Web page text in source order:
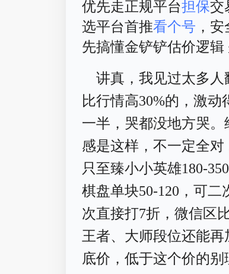
优先走正规平台担保交
选平台首推看个号 ，
先搞懂金铲铲估价逻
讲真，我见过太多
比行情高30%的，激
一半，哭都没地方哭
感是这样，不一定全
只至臻小小英雄180-
棋盘单块50-120，可
次直接打7折，微信区
王者、大师段位还能再
底价，低于这个价的别